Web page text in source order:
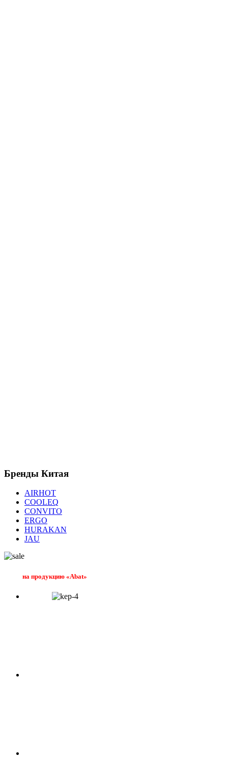
Бренды Китая
AIRHOT
COOLEQ
CONVITO
ERGO
HURAKAN
JAU
на продукцию «Abat»